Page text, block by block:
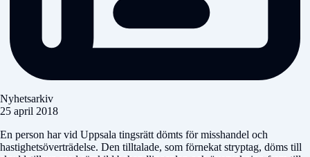
Nyhetsarkiv
25 april 2018
En person har vid Uppsala tingsrätt dömts för misshandel och
hastighetsöverträdelse. Den tilltalade, som förnekat stryptag, döms till